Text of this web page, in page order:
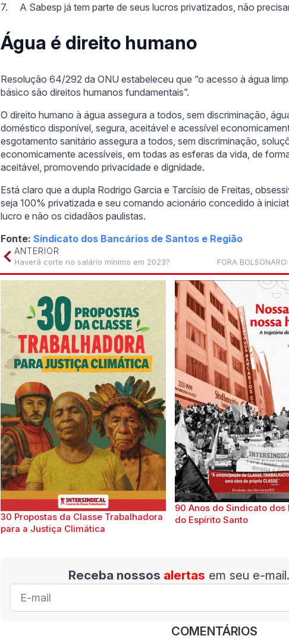
7. A Sabesp já tem parte de seus lucros privatizados, não
Água é direito humano
Resolução 64/292 da ONU estabeleceu que “o acesso à água
básico são direitos humanos fundamentais”.
O direito humano à água assegura a todos, sem discriminação,
doméstico disponível, segura, aceitável e acessível
esgotamento sanitário assegura a todos, sem discriminação,
economicamente acessíveis, em todas as esferas da vida, de
aceitável, promovendo privacidade e dignidade.
Está claro que a dupla Rodrigo Garcia e Tarcísio de Freitas,
seja 100% privatizada e seu comando acionário concedido à
lucro e não os cidadãos paulistas.
Fonte:Sindicato dos Bancários de Santos e Região
FORA
ANTERIOR
Haverá corte no salário mínimo em 2023?
30 Propostas da Classe Trabalhadora
para a Justiça Climática
90 Anos do Sindicato dos
do Espírito Santo
Receba nossos alertas em seu e-
E-
mail
COMENTÁRIOS